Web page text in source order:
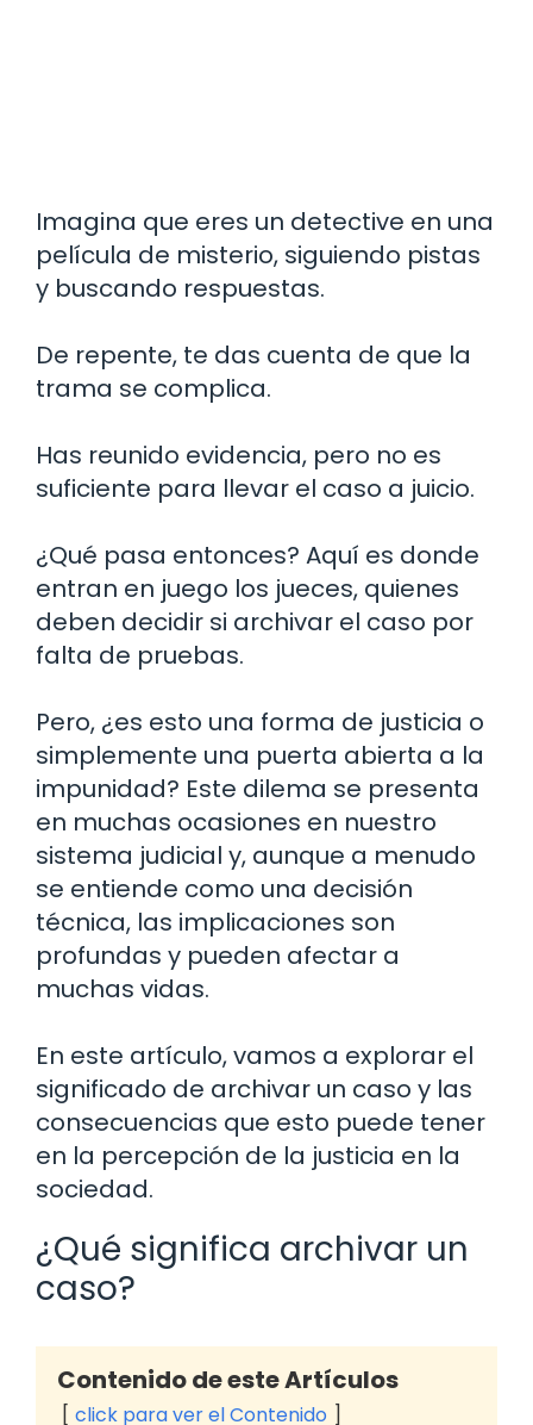
Imagina que eres un detective en una
película de misterio, siguiendo pistas
y buscando respuestas.
De repente, te das cuenta de que la
trama se complica.
Has reunido evidencia, pero no es
suficiente para llevar el caso a juicio.
¿Qué pasa entonces? Aquí es donde
entran en juego los jueces, quienes
deben decidir si archivar el caso por
falta de pruebas.
Pero, ¿es esto una forma de justicia o
simplemente una puerta abierta a la
impunidad? Este dilema se presenta
en muchas ocasiones en nuestro
sistema judicial y, aunque a menudo
se entiende como una decisión
técnica, las implicaciones son
profundas y pueden afectar a
muchas vidas.
En este artículo, vamos a explorar el
significado de archivar un caso y las
consecuencias que esto puede tener
en la percepción de la justicia en la
sociedad.
¿Qué significa archivar un
caso?
Contenido de este Artículos
click para ver el Contenido